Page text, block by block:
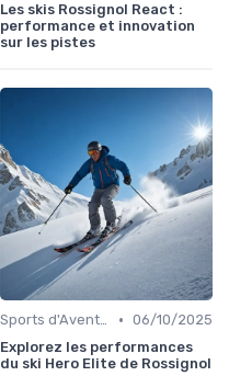
Les skis Rossignol React :
performance et innovation
sur les pistes
Sports d'Aventure et de Plein Air • 06/10/2025
Explorez les performances
du ski Hero Elite de Rossignol